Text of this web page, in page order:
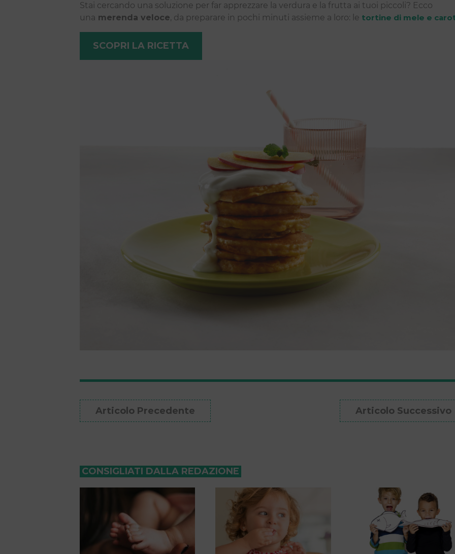
Stai cercando una soluzione per far apprezzare la verdura e la frutta ai tuoi piccoli? Ecco
una merenda veloce, da preparare in pochi minuti assieme a loro: le tortine di mele e
SCOPRI LA RICETTA
Articolo Precedente Articolo Successivo
CONSIGLIATI DALLA REDAZIONE